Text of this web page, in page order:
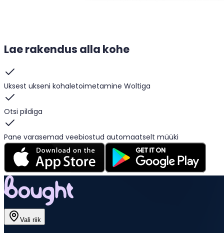
Lae rakendus alla kohe
Uksest ukseni kohaletoimetamine Woltiga
Otsi pildiga
Pane varasemad veebiostud automaatselt müüki
Vali riik